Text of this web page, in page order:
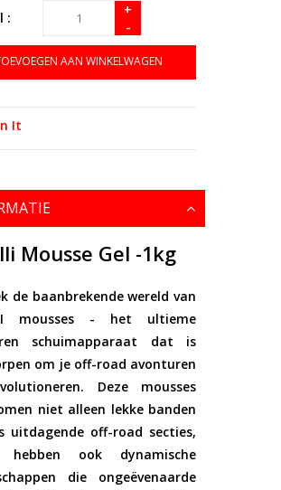
:
+
-
AAN WINKELWAGEN
Mousse Gel -1kg
de baanbrekende wereld van
mousses - het ultieme
schuimapparaat dat is
om je off-road avonturen
Deze mousses
niet alleen lekke banden
uitdagende off-road secties,
hebben ook dynamische
die ongeëvenaarde